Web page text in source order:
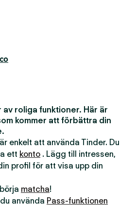
av roliga funktioner. Här är
kommer att förbättra din
enkelt att använda Tinder. Du
ett konto . Lägg till intressen,
profil för att visa upp din
matcha!
använda Pass-funktionen